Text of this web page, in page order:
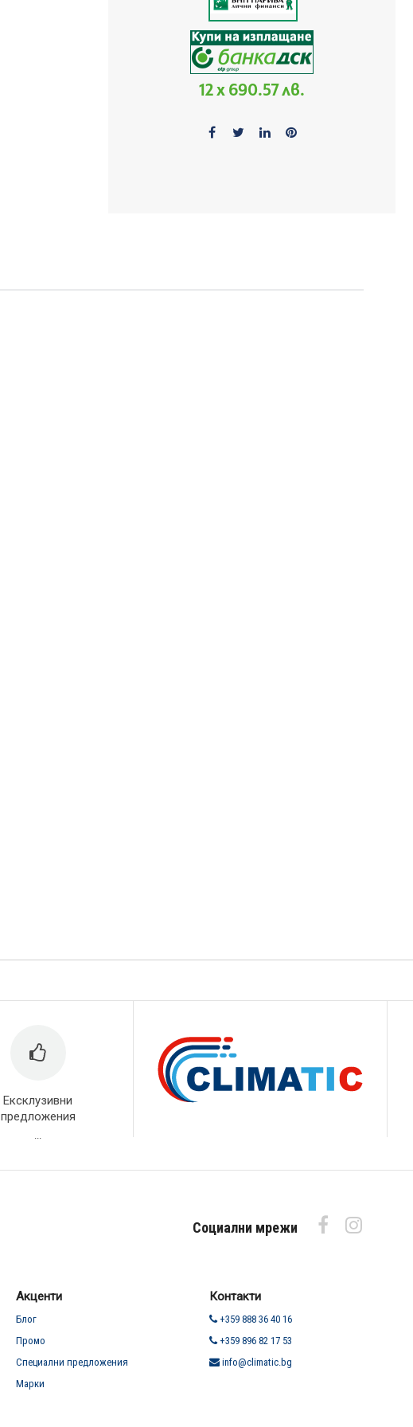
12 x 690.57 лв.
Ексклузивни
предложения
Социални мрежи
Акценти
Блог
Промо
Специални предложения
Марки
Контакти
+359 888 36 40 16
+359 896 82 17 53
info@climatic.bg